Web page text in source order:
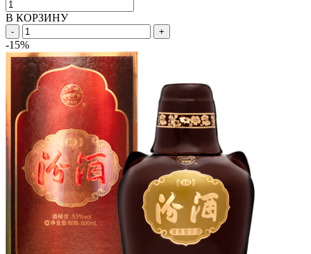
В КОРЗИНУ
- +
-15%